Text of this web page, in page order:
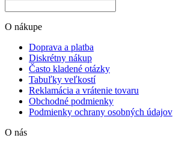
O nákupe
Doprava a platba
Diskrétny nákup
Často kladené otázky
Tabuľky veľkostí
Reklamácia a vrátenie tovaru
Obchodné podmienky
Podmienky ochrany osobných údajov
O nás